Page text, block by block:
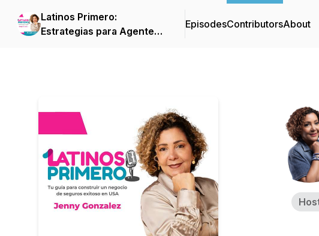
Latinos Primero:
Estrategias para Agentes
EpisodesContributorsAbout